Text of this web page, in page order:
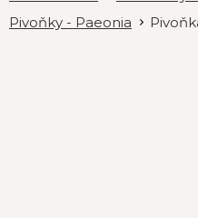
Pivoňky - Paeonia